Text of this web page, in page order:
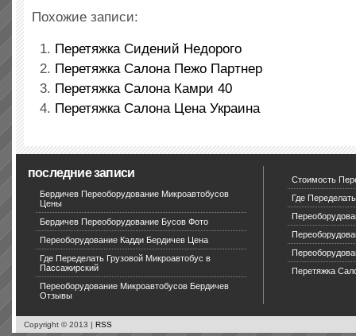
Похожие записи:
Перетяжка Сидений Недорого
Перетяжка Салона Пежо Партнер
Перетяжка Салона Камри 40
Перетяжка Салона Цена Украина
последние записи
Бердичев Переоборудование Микроавтобусов
Цены
Бердичев Переоборудование Бусов Фото
Переоборудование Кадди Бердичев Цена
Где Переделать Грузовой Микроавтобус в
Пассажирский
Переоборудование Микроавтобусов Бердичев
Отзывы
Стоимость
Где
Перетяжка
Copyright © 2013 | RSS